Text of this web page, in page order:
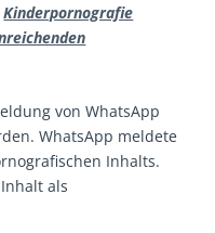
Kinderpornografie
von WhatsApp
WhatsApp meldete
Inhalts.
als